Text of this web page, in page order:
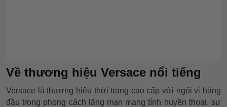
Về thương hiệu Versace nổi tiếng
Versace là thương hiệu thời trang cao cấp với ngôi vị hàng
đầu trong phong cách lãng mạn mang tính huyền thoại, sự